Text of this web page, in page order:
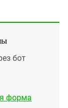
бот
форма